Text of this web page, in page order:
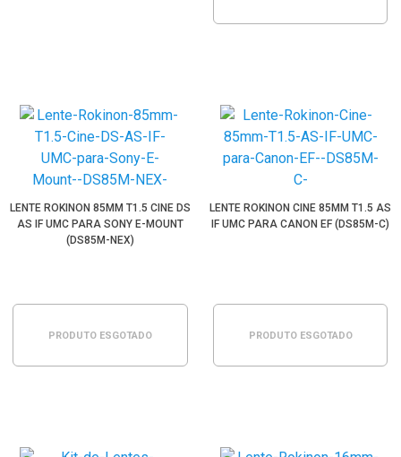
LENTE ROKINON 85MM T1.5 CINE DS
AS IF UMC PARA SONY E-MOUNT
(DS85M-NEX)
PRODUTO ESGOTADO
LENTE ROKINON CINE 85MM T1.5 AS
IF UMC PARA CANON EF (DS85M-C)
PRODUTO ESGOTADO